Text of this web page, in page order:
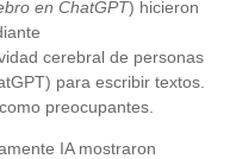
en ChatGPT) hicieron
cerebral de personas
para escribir textos.
preocupantes.
IA mostraron